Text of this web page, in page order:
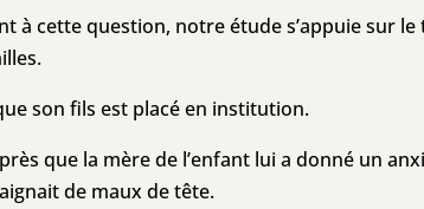
à cette question, notre étude s’appuie sur le
son fils est placé en institution.
que la mère de l’enfant lui a donné un
de maux de tête.